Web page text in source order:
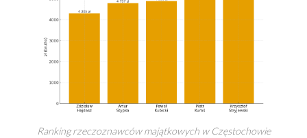
Ranking rzeczoznawców majątkowych w Częstochowie